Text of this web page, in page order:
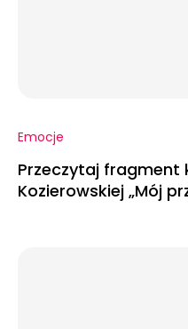
Emocje
Przeczytaj fragment
Kozierowskiej „Mój